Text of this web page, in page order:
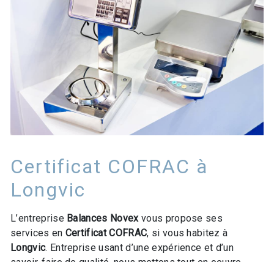
Certificat COFRAC à
Longvic
L’entreprise Balances Novexvous propose ses
services en Certificat COFRAC, si vous habitez à
Longvic. Entreprise usant d’une expérience et d’un